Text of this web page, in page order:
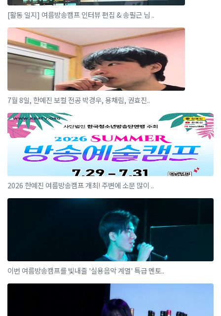
[활동 일지] 여름방송캠프 인터뷰 편집 & 송필근 님 ..
7월 8일, 한예진 보컬 전공 박경우, 용채림, 권효진..
2026 한예진 여름방송캠프 개최! 주변에 소문 많이 ..
이번 여름방송캠프를 빛내줄 '실용음악 계열' 특급 멘토..